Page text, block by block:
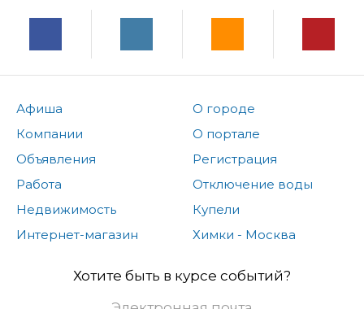
Афиша
Компании
Объявления
Работа
Недвижимость
Интернет-магазин
О городе
О портале
Регистрация
Отключение воды
Купели
Химки - Москва
Хотите быть в курсе событий?